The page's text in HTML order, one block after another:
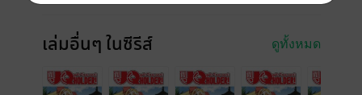
เล่มอื่นๆ ในซีรีส์ ดูทั้งหมด